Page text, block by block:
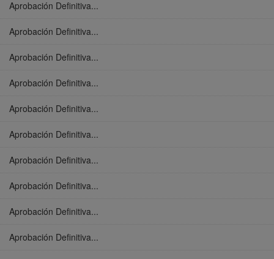
Aprobación Definitiva...
Aprobación Definitiva...
Aprobación Definitiva...
Aprobación Definitiva...
Aprobación Definitiva...
Aprobación Definitiva...
Aprobación Definitiva...
Aprobación Definitiva...
Aprobación Definitiva...
Aprobación Definitiva...